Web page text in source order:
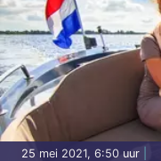
25 mei 2021, 6:50 uur